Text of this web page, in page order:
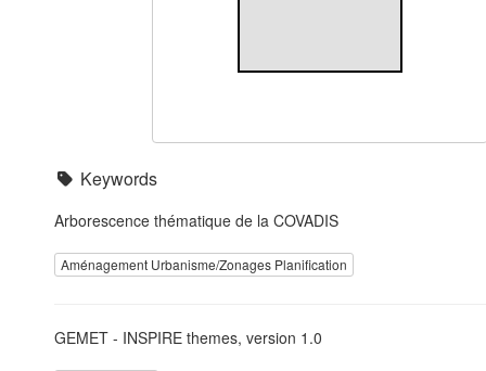
Keywords
Arborescence thématique de la COVADIS
Aménagement Urbanisme/Zonages Planification
GEMET - INSPIRE themes, version 1.0